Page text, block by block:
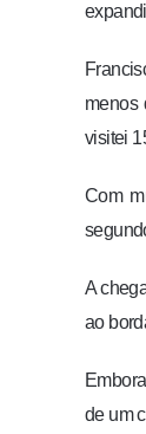
menos
visitei
Com
A
ao
de um